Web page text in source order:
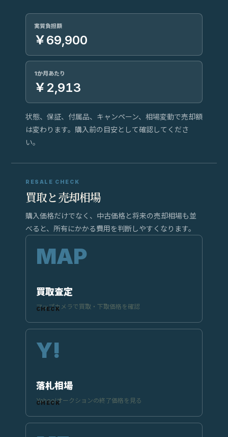
実質負担額
￥69,900
1か月あたり
￥2,913
状態、保証、付属品、キャンペーン、相場変動で売却額
は変わります。購入前の目安として確認してくださ
い。
RESALE CHECK
買取と売却相場
購入価格だけでなく、中古価格と将来の売却相場も並
べると、所有にかかる費用を判断しやすくなります。
買取査定
マップカメラで買取・下取価格を確認
落札相場
Yahoo!オークションの終了価格を見る